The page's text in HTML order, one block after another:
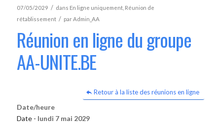
07/05/2029 / dans En ligne uniquement, Réunion de
rétablissement / parAdmin_AA
Réunion en ligne du groupe
AA-UNITE.BE
Retour à la liste des réunions en ligne
Date/heure
Date - lundi 7 mai 2029